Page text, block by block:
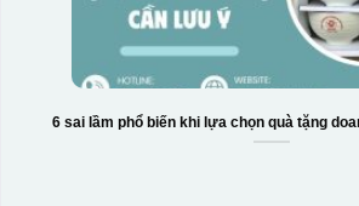
6 sai lầm phổ biến khi lựa chọn quà tặng